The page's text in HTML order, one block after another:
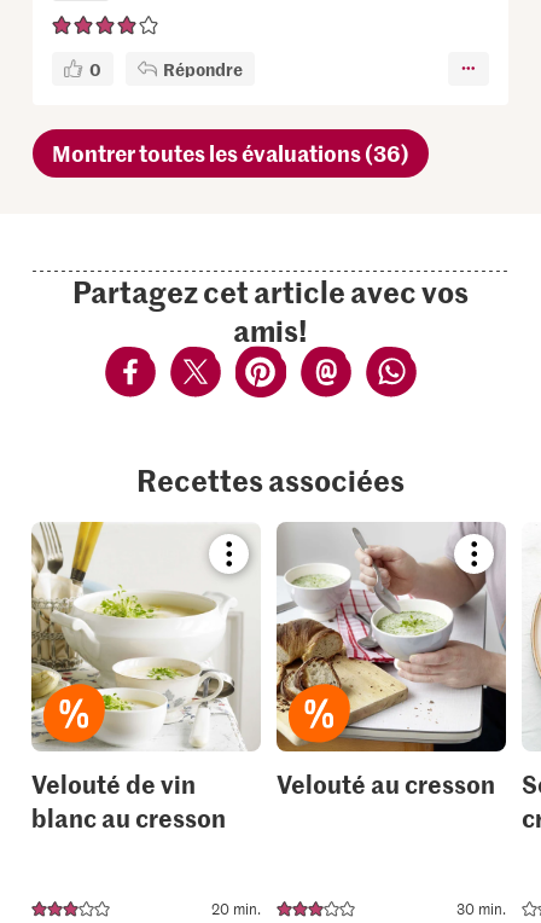
0 Répondre
Montrer toutes les évaluations (36)
Partagez cet article avec vos
amis!
Recettes associées
Bookmark
recipe
or
add
your
collections.
Velouté de vin
blanc au cresson
20 min.
recipe
or
add
it
to
Velouté au cresson
30 min.